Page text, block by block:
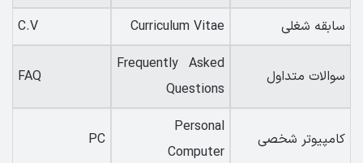
سابقه شغلی Curriculum Vitae
C.V
سوالات متداول
Frequently Asked
Questions
FAQ
کامپیوتر شخصی
Personal
Computer
PC